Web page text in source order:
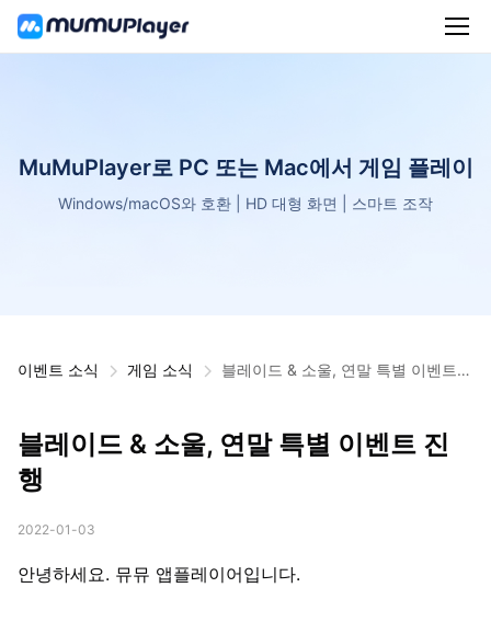
MuMuPlayer로 PC 또는 Mac에서 게임 플레이
Windows/macOS와 호환 | HD 대형 화면 | 스마트 조작
이벤트 소식 게임 소식
블레이드 & 소울, 연말 특별 이벤트
블레이드 & 소울, 연말 특별 이벤트 진
행
2022-01-03
안녕하세요. 뮤뮤 앱플레이어입니다.